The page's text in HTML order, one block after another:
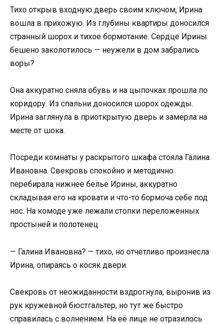
Тихо открыв входную дверь своим ключом, Ирина
вошла в прихожую. Из глубины квартиры доносился
странный шорох и тихое бормотание. Сердце Ирины
бешено заколотилось — неужели в дом забрались
воры?
Она аккуратно сняла обувь и на цыпочках прошла по
коридору. Из спальни доносился шорох одежды.
Ирина заглянула в приоткрытую дверь и замерла на
месте от шока.
Посреди комнаты у раскрытого шкафа стояла Галина
Ивановна. Свекровь спокойно и методично
перебирала нижнее белье Ирины, аккуратно
складывая его на кровати и что-то бормоча себе под
нос. На комоде уже лежали стопки переложенных
простыней и полотенец.
— Галина Ивановна? — тихо, но отчетливо произнесла
Ирина, опираясь о косяк двери.
Свекровь от неожиданности вздрогнула, выронив из
рук кружевной бюстгальтер, но тут же быстро
справилась с волнением. На её лице не отразилось